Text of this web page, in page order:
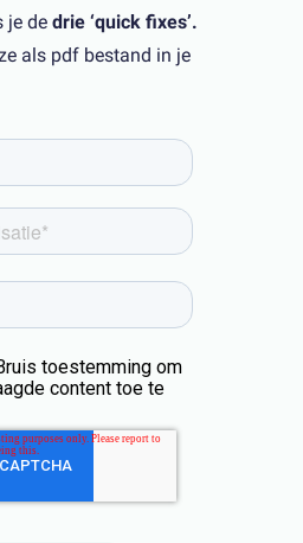
je dedrie ‘quick fixes’.
als pdf bestand in je